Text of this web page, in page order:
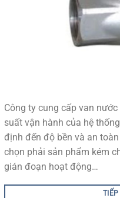
Công ty cung cấp van
suất vận hành của hệ
định đến độ bền và an
chọn phải sản phẩm kém
gián đoạn hoạt động…
TIẾP